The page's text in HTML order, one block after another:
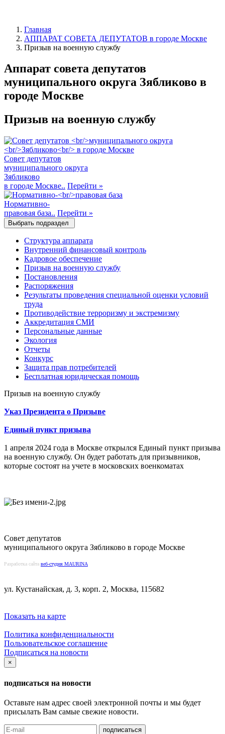
Главная
АППАРАТ СОВЕТА ДЕПУТАТОВ в городе Москве
Призыв на военную службу
Аппарат совета депутатов
муниципального округа Зябликово в
городе Москве
Призыв на военную службу
Совет депутатов
муниципального округа
Зябликово
в городе Москве.. Перейти »
Нормативно-
правовая база.. Перейти »
Выбрать подраздел
Структура аппарата
Внутренний финансовый контроль
Кадровое обеспечение
Призыв на военную службу
Постановления
Распоряжения
Результаты проведения специальной оценки условий
труда
Противодействие терроризму и экстремизму
Аккредитация СМИ
Персональные данные
Экология
Отчеты
Конкурс
Защита прав потребителей
Бесплатная юридическая помощь
Призыв на военную службу
Указ Президента о Призыве
Единый пункт призыва
1 апреля 2024 года в Москве открылся Единый пункт призыва
на военную службу. Он будет работать для призывников,
которые состоят на учете в московских военкоматах
Совет депутатов
муниципального округа Зябликово в городе Москве
Разработка сайта веб-студия MAURINA
ул. Кустанайская, д. 3, корп. 2, Москва, 115682
Показать на карте
Политика конфиденциальности
Пользовательское соглашение
Подписаться на новости
×
подписаться на новости
Оставьте нам адрес своей электронной почты и мы будет
присылать Вам самые свежие новости.
подписаться